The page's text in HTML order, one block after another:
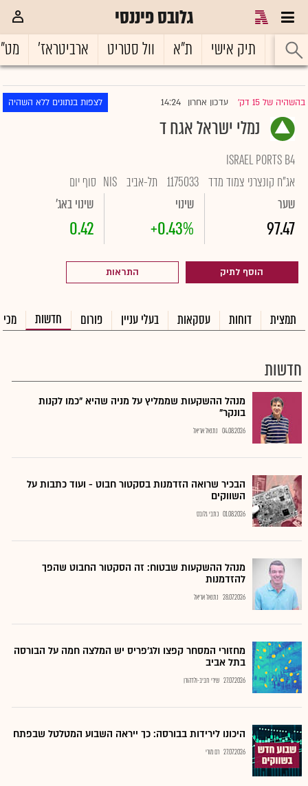
גלובס פיננסי
ראשי תיק אישי ת"א וול סטריט ארביטראז'
בהשהיה של 15 דק' |עדכון אחרון 14:24 לצפות בנתונים ללא השהיה
נמלי ישראל אגח ד
ISRAEL PORTS B4
אג"ח קונצרני צמוד מדד 1175033 תל-אביב NIS סוף יום
שער
97.47
שינוי
+0.43%
שינוי באג'
0.42
הוסף לתיק התראות
תמצית דוחות עסקאות בעלי עניין פורום חדשות
חדשות
מנהל ההשקעות שממליץ על מניה שהיא "כמו לקנות
בונקר"
04.08.2026 נתנאל אריאל
הבכיר שרואה הזדמנות בסקטור חבוט - ועוד כתבות על
השווקים
01.08.2026 כתבי גלובס
מנהל ההשקעות שבטוח: זה הסקטור החבוט שהפך
להזדמנות
28.07.2026 נתנאל אריאל
מחזורי המסחר קפצו ולג'פריס יש המלצה חמה על הבורסה
בתל אביב
27.07.2026 שירי חביב-ולדהורן
היכונו לירידות בבורסה: כך ייראה השבוע המטלטל שבפתח
27.07.2026 רם מורי